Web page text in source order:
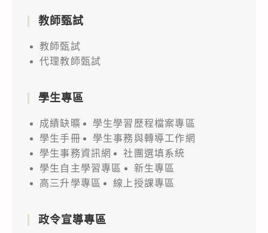
教師甄試
教師甄試
代理教師甄試
學生專區
成績缺曠
學生學習歷程檔案專區
學生手冊
學生事務與轉導工作網
學生事務資訊網
社團選填系統
學生自主學習專區
新生專區
高三升學專區
線上授課專區
政令宣導專區